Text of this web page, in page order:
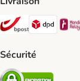
Bpost DPD
Sécurité
Security